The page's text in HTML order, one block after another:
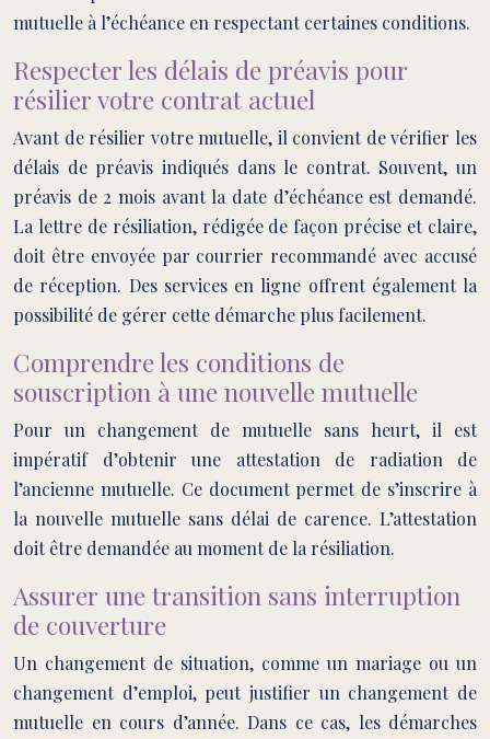
mutuelle à l’échéance en respectant certaines conditions.
Respecter les délais de préavis pour
résilier votre contrat actuel
Avant de résilier votre mutuelle, il convient de vérifier les
délais de préavis indiqués dans le contrat. Souvent, un
préavis de 2 mois avant la date d’échéance est demandé.
La lettre de résiliation, rédigée de façon précise et claire,
doit être envoyée par courrier recommandé avec accusé
de réception. Des services en ligne offrent également la
possibilité de gérer cette démarche plus facilement.
Comprendre les conditions de
souscription à une nouvelle mutuelle
Pour un changement de mutuelle sans heurt, il est
impératif d’obtenir une attestation de radiation de
l’ancienne mutuelle. Ce document permet de s’inscrire à
la nouvelle mutuelle sans délai de carence. L’attestation
doit être demandée au moment de la résiliation.
Assurer une transition sans interruption
de couverture
Un changement de situation, comme un mariage ou un
changement d’emploi, peut justifier un changement de
mutuelle en cours d’année. Dans ce cas, les démarches